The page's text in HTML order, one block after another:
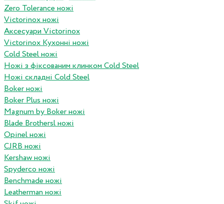
Zero Tolerance ножі
Victorinox ножі
Аксесуари Victorinox
Victorinox Кухонні ножі
Cold Steel ножі
Ножі з фіксованим клинком Cold Steel
Ножі складні Cold Steel
Boker ножі
Boker Plus ножі
Magnum by Boker ножі
Blade Brothersl ножі
Opinel ножі
CJRB ножі
Kershaw ножі
Spyderco ножі
Benchmade ножі
Leatherman ножі